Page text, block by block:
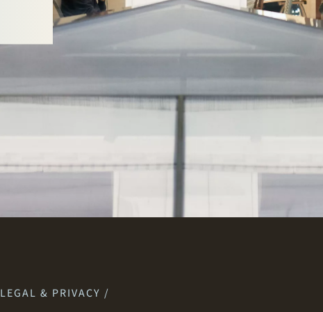
LEGAL & PRIVACY /